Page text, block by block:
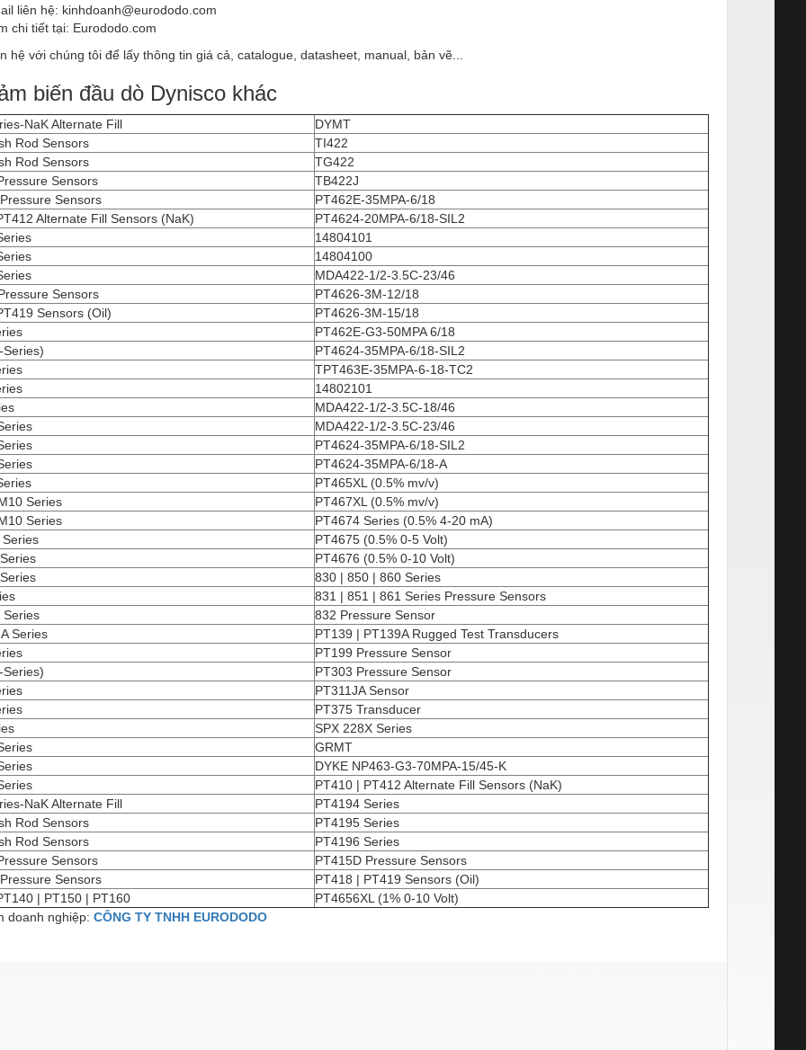
liên hệ: kinhdoanh@eurododo.com
chi tiết tại: Eurododo.com
hệ với chúng tôi để lấy thông tin giá cả, catalogue, datasheet, manual, bản vẽ...
biến đầu dò Dynisco khác
NaK Alternate Fill
DYMT
Rod Sensors
TI422
Rod Sensors
TG422
Sensors
TB422J
Sensors
PT462E-35MPA-6/18
Alternate Fill Sensors (NaK)
PT4624-20MPA-6/18-SIL2
14804101
14804100
MDA422-1/2-3.5C-23/46
Sensors
PT4626-3M-12/18
Sensors (Oil)
PT4626-3M-15/18
PT462E-G3-50MPA 6/18
Series)
PT4624-35MPA-6/18-SIL2
TPT463E-35MPA-6-18-TC2
14802101
MDA422-1/2-3.5C-18/46
MDA422-1/2-3.5C-23/46
PT4624-35MPA-6/18-SIL2
PT4624-35MPA-6/18-A
PT465XL (0.5% mv/v)
Series
PT467XL (0.5% mv/v)
Series
PT4674 Series (0.5% 4-20 mA)
Series
PT4675 (0.5% 0-5 Volt)
PT4676 (0.5% 0-10 Volt)
830 | 850 | 860 Series
831 | 851 | 861 Series Pressure Sensors
Series
832 Pressure Sensor
Series
PT139 | PT139A Rugged Test Transducers
PT199 Pressure Sensor
Series)
PT303 Pressure Sensor
PT311JA Sensor
PT375 Transducer
SPX 228X Series
GRMT
DYKE NP463-G3-70MPA-15/45-K
PT410 | PT412 Alternate Fill Sensors (NaK)
NaK Alternate Fill
PT4194 Series
Rod Sensors
PT4195 Series
Rod Sensors
PT4196 Series
Sensors
PT415D Pressure Sensors
Sensors
PT418 | PT419 Sensors (Oil)
| PT150 | PT160
PT4656XL (1% 0-10 Volt)
doanh nghiệp: CÔNG TY TNHH EURODODO